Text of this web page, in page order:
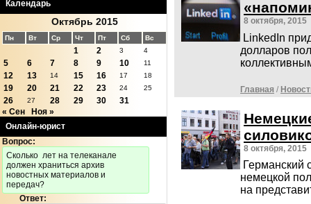
Календарь
Октябрь 2015
Пн Вт Ср Чт Пт Сб Вс
1 2 3 4
5 6 7 8 9 10 11
12 13 14 15 16 17 18
19 20 21 22 23 24 25
26 27 28 29 30
31
« Сен
Ноя »
Онлайн-юрист
Вопрос:
Cколько лет на телеканале
должен храниться архив
новостных материалов и
передач?
Ответ:
8 октября, 2015
LinkedIn
долларов
Главная /
8 октября, 2015
Германский
немецкой
на